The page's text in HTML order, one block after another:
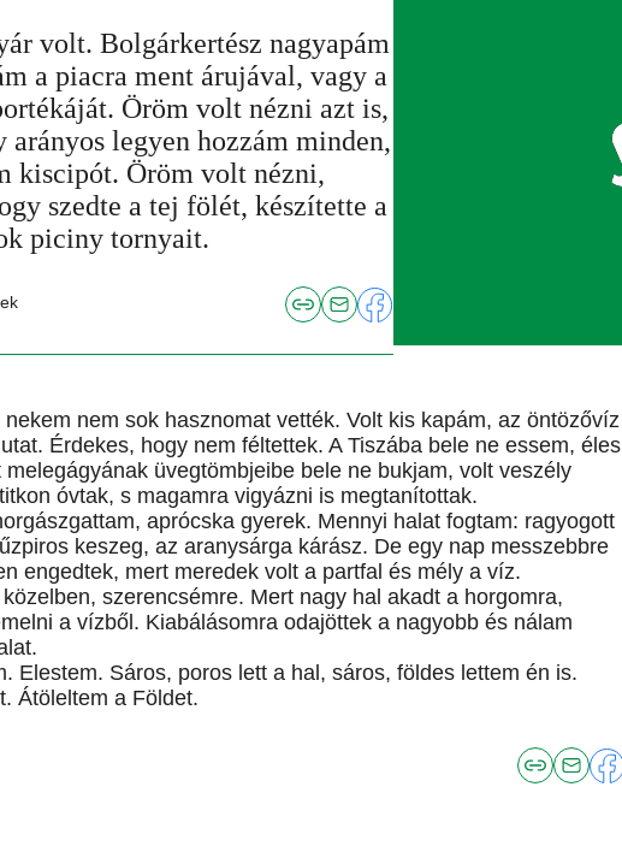
volt. Bolgárkertész nagyapám
a piacra ment árujával, vagy a
Öröm volt nézni azt is,
arányos legyen hozzám minden,
kiscipót. Öröm volt nézni,
szedte a tej fölét, készítette a
piciny tornyait.
nem sok hasznomat vették. Volt kis kapám, az öntözővíz
Érdekes, hogy nem féltettek. A Tiszába bele ne essem, éles
üvegtömbjeibe bele ne bukjam, volt veszély
óvtak, s magamra vigyázni is megtanítottak.
aprócska gyerek. Mennyi halat fogtam: ragyogott
keszeg, az aranysárga kárász. De egy nap messzebbre
engedtek, mert meredek volt a partfal és mély a víz.
szerencsémre. Mert nagy hal akadt a horgomra,
a vízből. Kiabálásomra odajöttek a nagyobb és nálam
Elestem. Sáros, poros lett a hal, sáros, földes lettem én is.
Átöleltem a Földet.